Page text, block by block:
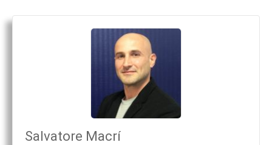
Salvatore Macrí